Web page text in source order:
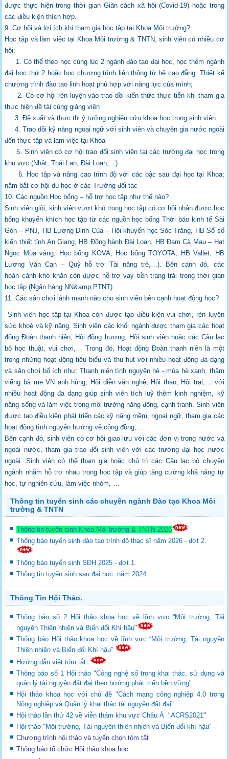
được thực hiệntrong thời gian Giãn cách xã hội (Covid-19) hoặc trong
các điều kiện thích hợp.
9. Cơ hội và lợi ích khi tham gia học tập tại Khoa Môi trường?
Học tập và làm việc tại Khoa Môi trường & TNTN, sinh viên có nhiều cơ
hội:
1. Có thể theo học cùng lúc 2 ngành đào tạo đại học, học thêm ngành
đại học thứ 2 hoặc học chương trình liên thông từ hệ cao đẳng. Thiết kế
chương trình đào tạo linh hoạt phù hợp với năng lực của mình;
2. Có cơ hội rèn luyện vào trao dồi kiến thức thực tiễn khi tham gia
thực hiện đề tài cùnggiảng viên
3. Đề xuất và thực thi ý tưởng nghiên cứu khoa học trong sinh viên
4. Trao dồi kỹ năng ngoại ngữ với sinh viên và chuyên gia nước ngoài
đến thực tập và làmviệc tại Khoa
5. Sinh viên có cơ hội trao đổi sinh viên tại các trường đại học trong
khu vực (Nhật, Thái
Lan, Đài Loan,…)
6. Học tập và nâng cao trình độ với các bậc sau đại học tại Khoa;
nắm bắt cơ hội du học ởcác Trường đối tác
10. Các nguồn Học bổng – hỗ trợ học tập như thế nào?
Sinh viên giỏi, sinh viên vượt khó trong học tập có cơ hội nhận được học
bổng khuyến khích học tập từ các nguồn học bổng Thời báo kinh tế Sài
Gòn – PNJ, HB Lương Định Của – Hội khuyến học Sóc Trăng, HB Sổ số
kiến thiết tỉnh An Giang, HB Đồng hành Đài
Loan, HB Đam Cà Mau – Hạt
Ngọc Mùa vàng, Học bổng KOVA, Học bổng TOYOTA,
HB Vallet, HB
Lương Văn Can – Quỹ hỗ trợ Tài năng trẻ,…). Bên cạnh đó, các
hoàn cảnh khó khăn còn được hỗ trợ vay tiền trang trải trong thời gian
học tập (Ngân hàng NN&amp;PTNT).
11. Các sân chơi lành mạnh nào cho sinh viên bên cạnh hoạt động học?
Sinh viên học tập tại Khoa còn được tạo điều kiện vui chơi, rèn luyện
sức khoẻ và kỹ năng. Sinh viên các khối ngành được tham gia các hoạt
động Đoàn thanh niên, Hội đồng hương, Hội sinh viên hoặc các Câu lạc
bộ học thuật, vui chơi,… Trong đó, Hoạt động Đoàn thanh niên là một
trong những hoạt động tiêu biểu và thu hút với nhiều hoạt động đa dạng
và sân chơi bổ ích như: Thanh niên tình nguyện hè - mùa hè xanh, thăm
viếng bà mẹ VN anh hùng; Hội diễn văn nghệ, Hội thao, Hội trại,… với
nhiều hoạt động đa dạng giúp sinh viên tích luỹ thêm kinh nghiệm, kỹ
năng sống và làm việc trong môi trườngnăng động, cạnh tranh. Sinh viên
được tạo điều kiện phát triển các kỹ năng mềm, ngoại ngữ, tham gia các
hoạt động tình nguyện hướng về cộng đồng,…
Bên cạnh đó, sinh viên có cơ hội giao lưu với các đơn vị trong nước và
ngoài nước, tham gia trao đổi sinh viên với các trường đại học nước
ngoài. Sinh viên có thể tham gia hoặc chủ trì các Câu lạc bộ chuyên
ngành nhằm hỗ trợ nhau trong học tập và giúp tăng cường khả năng tự
học, tự nghiên cứu, làm việc nhóm, …
Thông tin tuyển sinh các chuyên ngành Đào tạo Khoa Môi
trường & TNTN
Thông tin tuyển sinh Khoa Môi trường & TNTN 2026
Thông báo tuyển sinh đào tạo trình dộ thạc sĩ năm 2026 - đợt 2.
Thông báo tuyển sinh SĐH 2025 - đợt 1.
Thông tin tuyển sinh sau đại học năm 2024
Thông Tin Hội Thảo.
Thông báo số 2 Hội thảo khoa học về lĩnh vực “Môi trường, Tài
nguyên Thiên nhiên và Biến đổi Khí hậu"
Thông báo Hội thảo khoa học về lĩnh vực “Môi trường, Tài nguyên
Thiên nhiên và Biến đổi Khí hậu”
Hướng dẫn viết tóm tắt
Thông báo số 1 Hội thảo "Công nghệ số trong khai thác, sử dụng và
quản lý tài nguyên đất đai theo hướng phát triển bền vững".
Hội thảo khoa học với chủ đề "Cách mạng công nghiệp 4.0 trong
Nông nghiệp và Quản lý khai thác tài nguyên đất đai".
Hội thảo lần thứ 42 về viễn thám khu vực Châu Á "ACRS2021"
Hội thảo "Môi trường, Tài nguyên thiên nhiên và Biến đổi khí hậu"
Chương trình hội thảo và tuyển chọn tóm tắt
Thông báo tổ chức Hội thảo khoa học